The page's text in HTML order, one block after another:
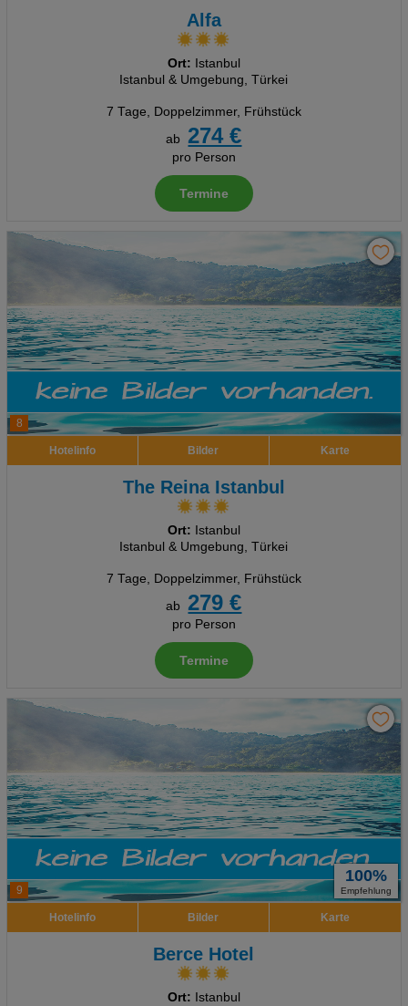
Alfa
Ort: Istanbul
Istanbul & Umgebung, Türkei
7 Tage, Doppelzimmer, Frühstück
ab
274 €
pro Person
Termine
8
Hotelinfo Bilder Karte
The Reina Istanbul
Ort: Istanbul
Istanbul & Umgebung, Türkei
7 Tage, Doppelzimmer, Frühstück
ab
279 €
pro Person
Termine
9
100%
Empfehlung
Hotelinfo Bilder Karte
Berce Hotel
Ort: Istanbul